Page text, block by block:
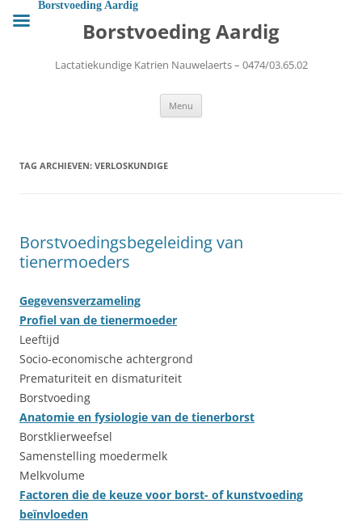
naar
de Borstvoeding Aardig
Lactatiekundige Katrien Nauwelaerts – 0474/03.65.02
Menu
TAG ARCHIEVEN: VERLOSKUNDIGE
Borstvoedingsbegeleiding van
tienermoeders
Gegevensverzameling
Profiel van de tienermoeder
Leeftijd
Socio-economische achtergrond
Prematuriteit en dismaturiteit
Borstvoeding
Anatomie en fysiologie van de tienerborst
Borstklierweefsel
Samenstelling moedermelk
Melkvolume
Factoren die de keuze voor borst- of kunstvoeding
beïnvloeden
Borstvoeding Aardig